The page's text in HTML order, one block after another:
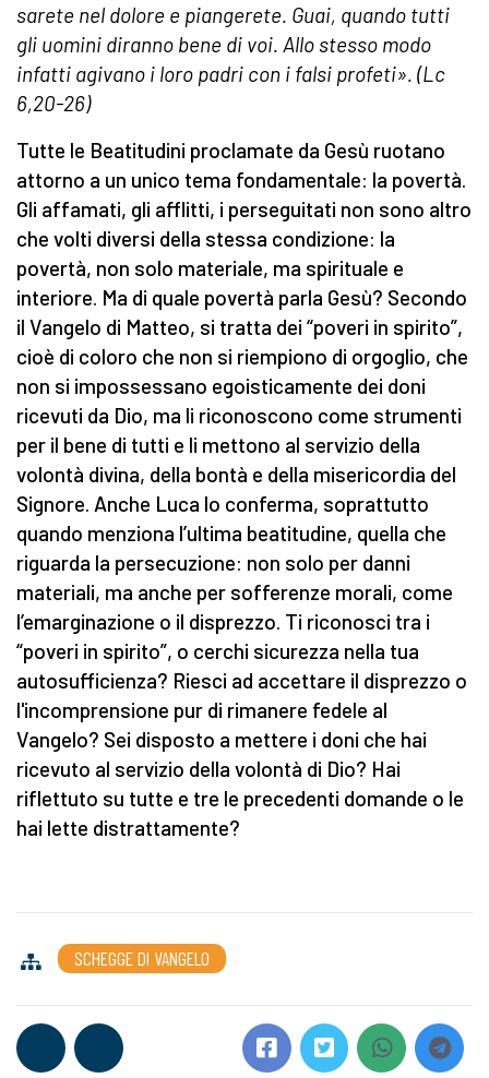
sarete nel dolore e piangerete. Guai, quando tutti
gli uomini diranno bene di voi. Allo stesso modo
infatti agivano i loro padri con i falsi profeti». (Lc
6,20-26)
Tutte le Beatitudini proclamate da Gesù ruotano
attorno a un unico tema fondamentale: la povertà.
Gli affamati, gli afflitti, i perseguitati non sono altro
che volti diversi della stessa condizione: la
povertà, non solo materiale, ma spirituale e
interiore. Ma di quale povertà parla Gesù? Secondo
il Vangelo di Matteo, si tratta dei “poveri in spirito”,
cioè di coloro che non si riempiono di orgoglio, che
non si impossessano egoisticamente dei doni
ricevuti da Dio, ma li riconoscono come strumenti
per il bene di tutti e li mettono al servizio della
volontà divina, della bontà e della misericordia del
Signore. Anche Luca lo conferma, soprattutto
quando menziona l’ultima beatitudine, quella che
riguarda la persecuzione: non solo per danni
materiali, ma anche per sofferenze morali, come
l’emarginazione o il disprezzo. Ti riconosci tra i
“poveri in spirito”, o cerchi sicurezza nella tua
autosufficienza? Riesci ad accettare il disprezzo o
l'incomprensione pur di rimanere fedele al
Vangelo? Sei disposto a mettere i doni che hai
ricevuto al servizio della volontà di Dio? Hai
riflettuto su tutte e tre le precedenti domande o le
hai lette distrattamente?
SCHEGGE DI VANGELO